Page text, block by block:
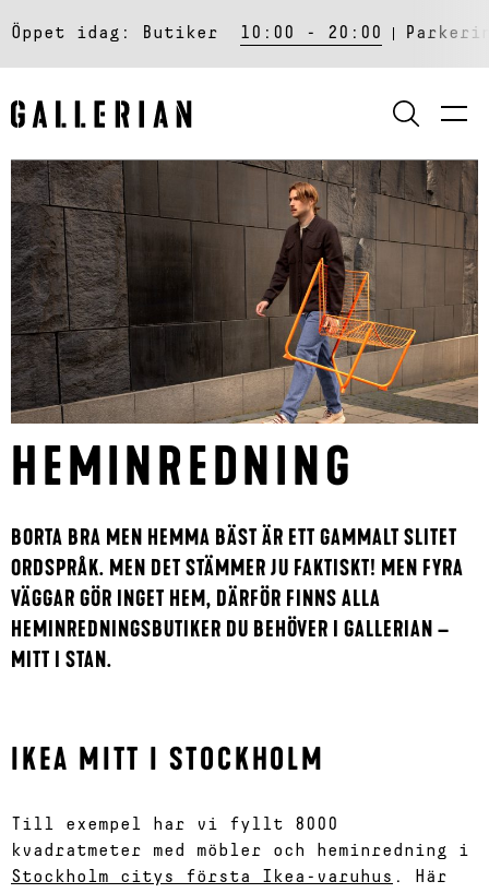
Öppet idag: Butiker 10:00 - 20:00
HEMINREDNING
BORTA BRA MEN HEMMA BÄST ÄR ETT GAMMALT SLITET
ORDSPRÅK. MEN DET STÄMMER JU FAKTISKT! MEN FYRA
VÄGGAR GÖR INGET HEM, DÄRFÖR FINNS ALLA
HEMINREDNINGSBUTIKER DU BEHÖVER I GALLERIAN –
MITT I STAN.
IKEA MITT I STOCKHOLM
Till exempel har vi fyllt 8000
kvadratmeter med möbler och heminredning i
Stockholm citys första Ikea-varuhus . Här